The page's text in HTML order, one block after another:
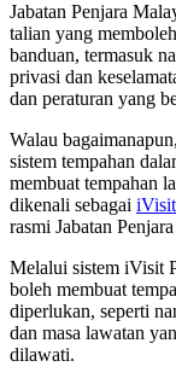
Jabatan Penjara
talian yang
banduan, termasuk
privasi dan
dan peraturan yang
Walau
sistem tempahan
membuat tempahan
dikenali sebagai
rasmi Jabatan
Melalui sistem iVisit
boleh membuat
diperlukan, seperti
dan masa lawatan
dilawati.